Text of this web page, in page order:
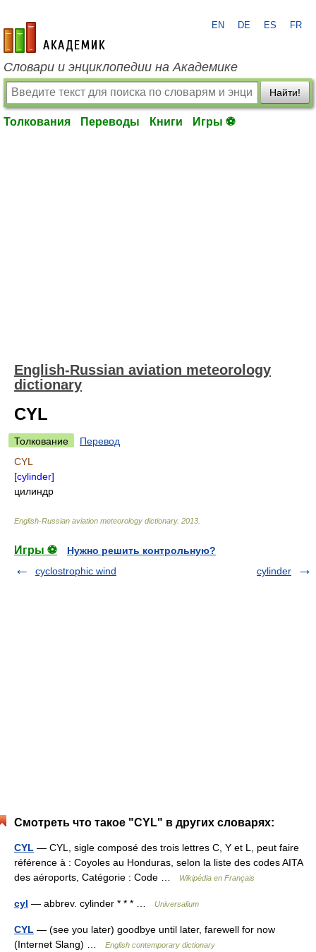
academic.ru
EN DE ES FR
Словари и энциклопедии на Академике
Найти!
Толкования Переводы Книги Игры ⚽
English-Russian aviation meteorology
dictionary
CYL
Толкование
Перевод
CYL
[cylinder]
цилиндр
English-Russian aviation meteorology dictionary. 2013
Игры ⚽
Нужно решить контрольную?
cyclostrophic wind
cylinder
Смотреть что такое "CYL" в других словарях:
CYL — CYL, sigle composé des trois lettres C, Y et L, peut faire
référence à : Coyoles au Honduras, selon la liste des codes AITA
des aéroports, Catégorie : Code …
Wikipédia en Français
cyl — abbrev. cylinder * * * … Universalium
CYL — (see you later) goodbye until later, farewell for now
(Internet Slang) …
English contemporary dictionary